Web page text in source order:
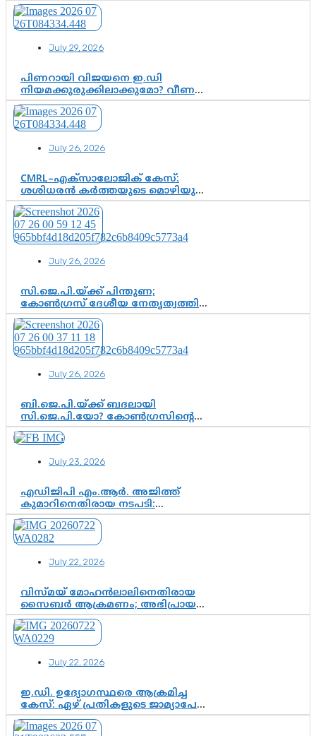
July 29, 2026
പിണറായി വിജയനെ ഇ.ഡി
നിയമക്കുരുക്കിലാക്കുമോ? വീണ
വിജയൻ മാപ്പുസാക്ഷിയാകുമോ?
കർത്തയുടെ മൊഴി നിർണായക
വഴിത്തിരിവാകുമോ?
July 26, 2026
CMRL–എക്‌സാലോജിക് കേസ്:
ശശിധരൻ കർത്തയുടെ മൊഴിയുടെ
അടിസ്ഥാനത്തിൽ പിണറായി
വിജയനെ ചോദ്യം ചെയ്യുന്നതിൽ ഉടൻ
തീരുമാനം; വീണയ്‌ക്കെതിരെ
കൂടുതൽ തെളിവുകൾ പരിശോധിച്ച്
July 26, 2026
സി.ജെ.പി.യ്ക്ക് പിന്തുണ;
കോൺഗ്രസ് ദേശീയ നേതൃത്വത്തിൽ
ആശങ്കയോ? പാർട്ടിക്കുള്ളിൽ
ഭിന്നാഭിപ്രായമെന്ന വിലയിരുത്തൽ
July 26, 2026
ബി.ജെ.പി.യ്ക്ക് ബദലായി
സി.ജെ.പി.യോ? കോൺഗ്രസിന്റെ
രാഷ്ട്രീയ ഇടം കൈവശപ്പെടുത്താൻ
സിജെപി ഉയർന്നുകഴിഞ്ഞോ?
വഴിത്തിരിവ്
July 23, 2026
എഡിജിപി എം.ആർ. അജിത്ത്
കുമാറിനെതിരായ നടപടി:
സസ്പെൻഷനിൽ ഒതുങ്ങുമോ,
അതോ കൂടുതൽ കടുത്ത
നടപടികളിലേക്കോ?
July 22, 2026
വിസ്മയ് മോഹൻലാലിനെതിരായ
സൈബർ ആക്രമണം; അഭിപ്രായ
സ്വാതന്ത്ര്യത്തെ നിശ്ശബ്ദമാക്കുന്ന
ഡിജിറ്റൽ ഗുണ്ടായിസത്തിന് അറുതി
വേണം
July 22, 2026
ഇ.ഡി. ഉദ്യോഗസ്ഥരെ ആക്രമിച്ച
കേസ്: ഏഴ് പ്രതികളുടെ ജാമ്യാപേക്ഷ
വീണ്ടും തള്ളി; അന്വേഷണം തുടരാൻ
കോടതി അനുമതി